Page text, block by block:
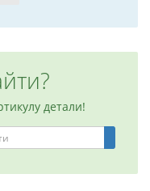
детали!